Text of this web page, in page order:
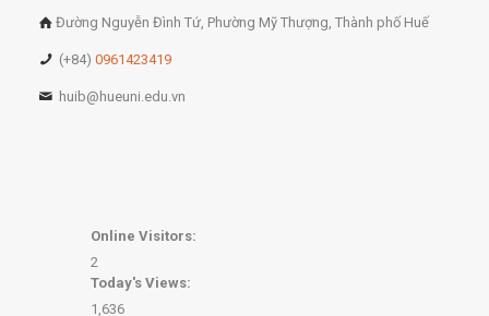
Đường Nguyễn Đình Tứ, Phường Mỹ Thượng, Thành phố Huế
(+84)0961423419
huib@hueuni.edu.vn
Online Visitors:
2
Today's Views:
1,636